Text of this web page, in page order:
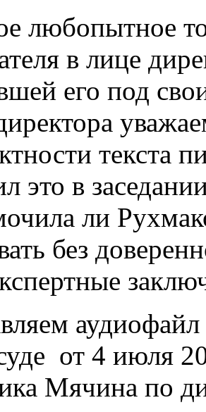
любопытное
в лице
его под
текста
это в
ли
без
от 4 июля
Мячина по